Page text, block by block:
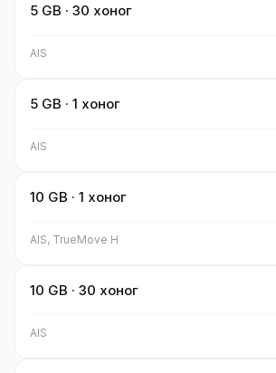
5 GB · 30 хоног
AIS
5 GB · 1 хоног
AIS
10 GB · 1 хоног
AIS, TrueMove H
10 GB · 30 хоног
AIS